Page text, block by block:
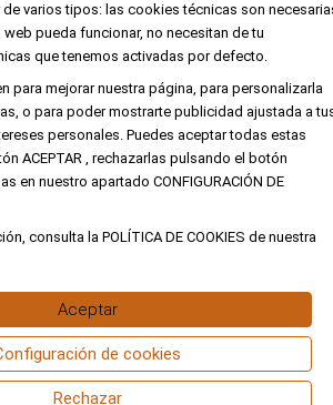
privacidad y cookies
de compra
©AlbaTodos los derechos
varios tipos: las cookies técnicas son
pueda funcionar, no necesitan de tu
que tenemos activadas por defecto.
para mejorar nuestra página, para personalizarla
o para poder mostrarte publicidad ajustada a
personales. Puedes aceptar todas estas
ACEPTAR , rechazarlas pulsando el botón
en nuestro apartado CONFIGURACIÓN DE
consulta la POLÍTICA DE COOKIES de nuestra
Aceptar
de cookies
Rechazar